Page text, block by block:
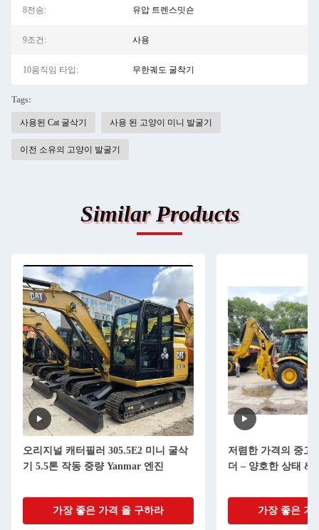
8전송: 유압 트렌스밋숀
9조건: 사용
10움직임 타입: 무한궤도 굴착기
Tags:
사용된 Cat 굴삭기 사용 된 고양이 미니 발굴기
이전 소유의 고양이 발굴기
Similar Products
오리지널 캐터필러 305.5E2 미니 굴삭
기 5.5톤 작동 중량 Yanmar 엔진
가장 좋은 가격 을 구하라
저렴한 가격의 중고
더 – 양호한 상태 &
가장 좋은 가